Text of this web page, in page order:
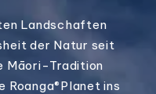
Landschaften
der Natur seit
Māori-Tradition
Roanga®Planet ins